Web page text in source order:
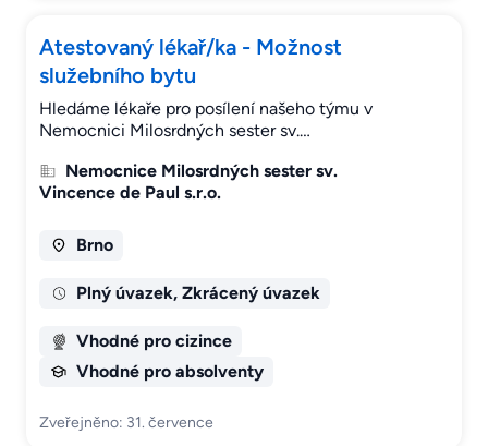
Atestovaný lékař/ka - Možnost
služebního bytu
Hledáme lékaře pro posílení našeho týmu v
Nemocnici Milosrdných sester sv.…
Nemocnice Milosrdných sester sv.
Vincence de Paul s.r.o.
Brno
Plný úvazek, Zkrácený úvazek
Vhodné pro cizince
Vhodné pro absolventy
Zveřejněno: 31. července